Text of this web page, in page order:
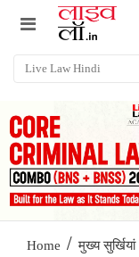
Home / मुख्य सुर्खियां